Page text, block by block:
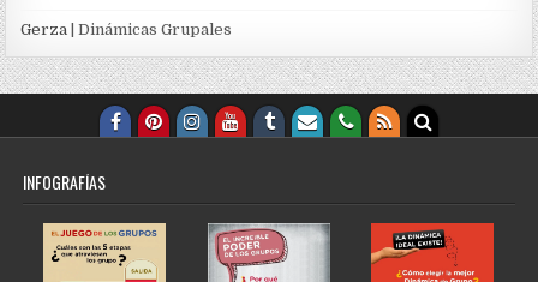
Gerza | Dinámicas Grupales
INFOGRAFÍAS